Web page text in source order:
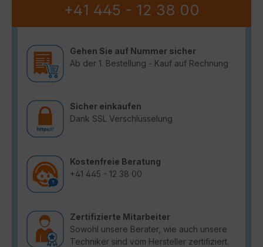
+41 445 - 12 38 00
Gehen Sie auf Nummer sicher
Ab der 1. Bestellung - Kauf auf Rechnung
Sicher einkaufen
Dank SSL Verschlüsselung
Kostenfreie Beratung
+41 445 - 12 38 00
Zertifizierte Mitarbeiter
Sowohl unsere Berater, wie auch unsere
Techniker sind vom Hersteller zertifiziert.